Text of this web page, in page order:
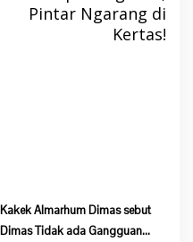
Pintar Ngarang di
Kertas!
Kakek Almarhum Dimas sebut
Dimas Tidak ada Gangguan